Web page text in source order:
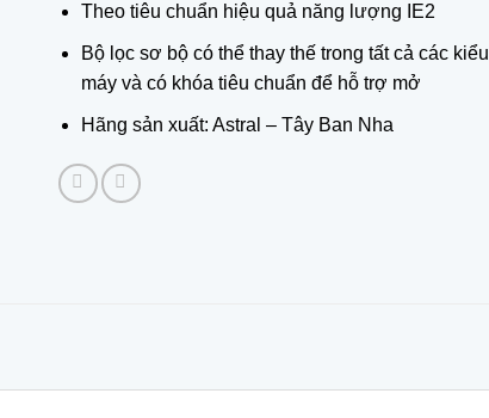
Theo tiêu chuẩn hiệu quả năng lượng IE2
Bộ lọc sơ bộ có thể thay thế trong tất cả các kiểu
máy và có khóa tiêu chuẩn để hỗ trợ mở
Hãng sản xuất: Astral – Tây Ban Nha